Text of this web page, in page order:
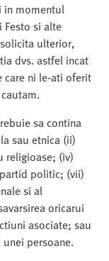
in momentul
si alte
ulterior,
dvs. astfel incat
care ni le-ati oferit
sa contina
sau etnica (ii)
religioase; (iv)
politic; (vii)
si al
oricarui
asociate; sau
persoane.